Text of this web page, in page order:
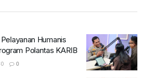
Humanis
Polantas KARIB
0